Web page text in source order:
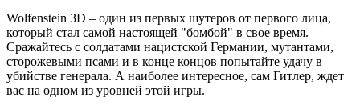
Wolfenstein 3D – один из первых шутеров от первого лица,
который стал самой настоящей "бомбой" в свое время.
Сражайтесь с солдатами нацистской Германии, мутантами,
сторожевыми псами и в конце концов попытайте удачу в
убийстве генерала. А наиболее интересное, сам Гитлер, ждет
вас на одном из уровней этой игры.